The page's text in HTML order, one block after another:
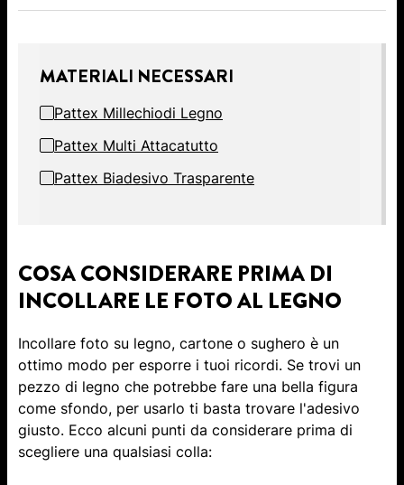
COSA CONSIDERARE PRIMA DI
INCOLLARE LE FOTO AL LEGNO
Incollare foto su legno, cartone o sughero è un
ottimo modo per esporre i tuoi ricordi. Se trovi un
pezzo di legno che potrebbe fare una bella figura
come sfondo, per usarlo ti basta trovare l'adesivo
giusto. Ecco alcuni punti da considerare prima di
scegliere una qualsiasi colla:
MATERIALI NECESSARI
Pattex Millechiodi Legno
Pattex Multi Attacatutto
Pattex Biadesivo Trasparente